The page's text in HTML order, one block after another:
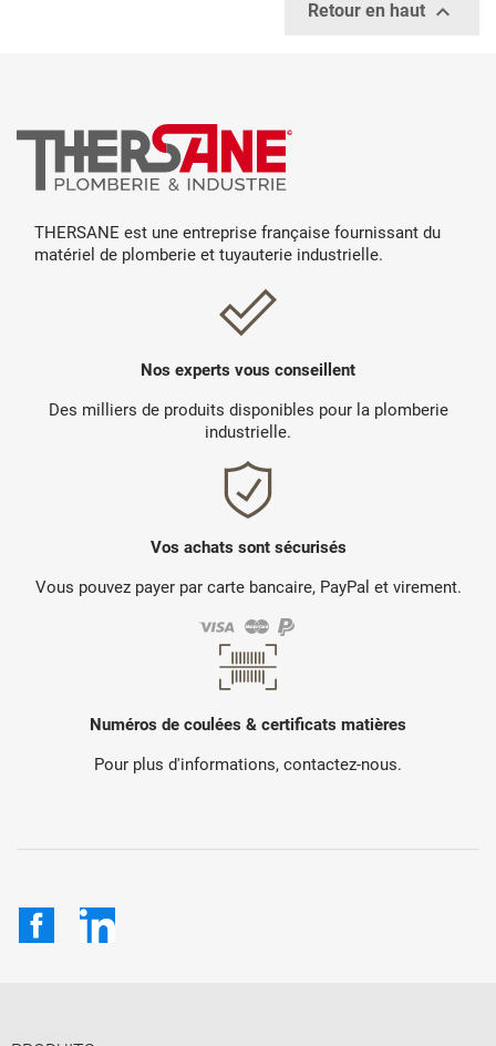
Retour en haut 
THERSANE est une entreprise française fournissant du
matériel de plomberie et tuyauterie industrielle.
Nos experts vous conseillent
Des milliers de produits disponibles pour la plomberie
industrielle.
Vos achats sont sécurisés
Vous pouvez payer par carte bancaire, PayPal et virement.
Numéros de coulées & certificats matières
Pour plus d'informations, contactez-nous.
Facebook